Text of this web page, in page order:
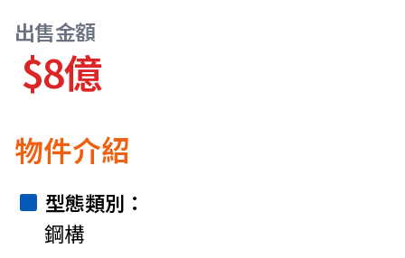
出售金額
$8億
物件介紹
型態類別
鋼構